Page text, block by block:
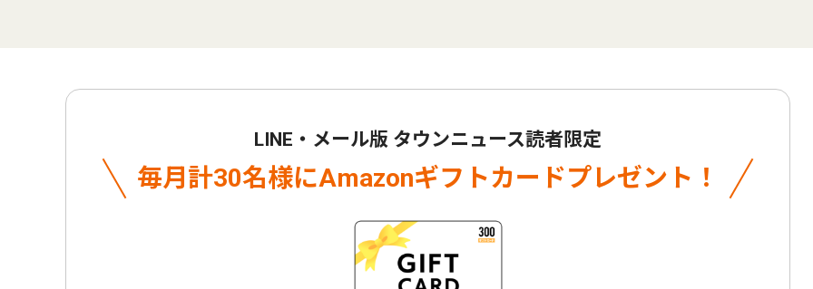
LINE・メール版 タウンニュース読者限定
毎月計30名様にAmazonギフトカードプレゼント！